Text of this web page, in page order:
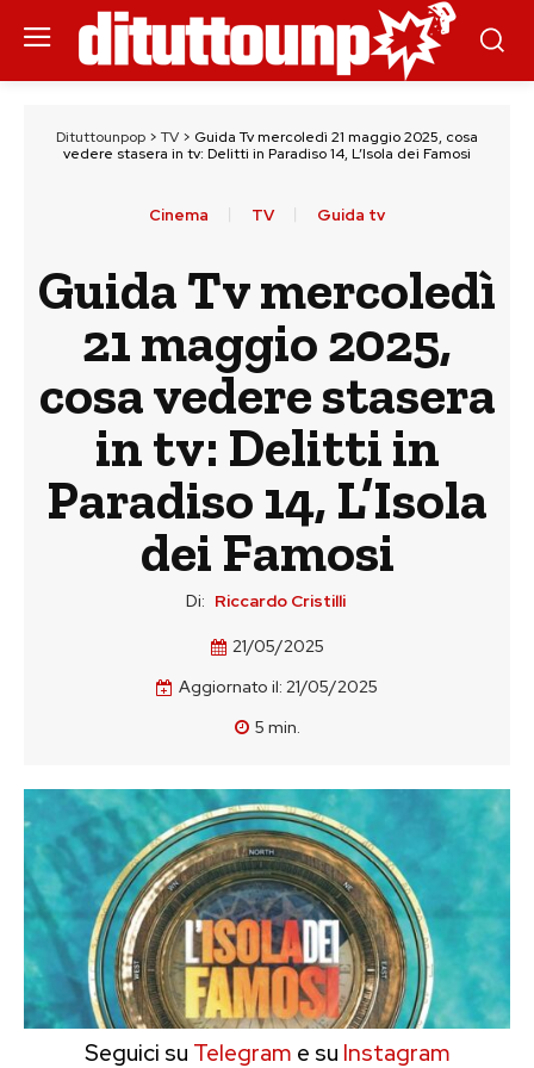
Dituttounpop > TV > Guida Tv mercoledì 21 maggio 2025, cosa
vedere stasera in tv: Delitti in Paradiso 14, L’Isola dei Famosi
Cinema TV Guida tv
Guida Tv mercoledì
21 maggio 2025,
cosa vedere stasera
in tv: Delitti in
Paradiso 14, L’Isola
dei Famosi
Di: Riccardo Cristilli
21/05/2025
Aggiornato il: 21/05/2025
5 min.
Seguici su Telegram e su Instagram